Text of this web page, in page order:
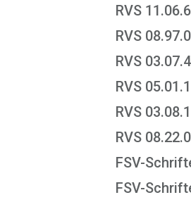
RVS
RVS
RVS
RVS
RVS
RVS
FSV-
FSV-